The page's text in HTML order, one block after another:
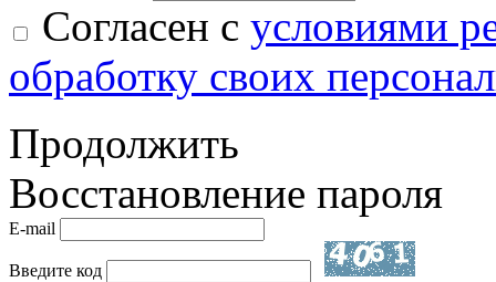
Согласен с условиями
обработку своих
Продолжить
Восстановление пароля
E-mail
Введите код